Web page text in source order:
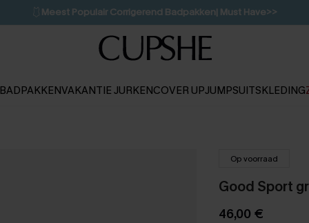
🩱 Meest Populair Corrigerend Badpakken| Must Have>>
💌Abonneer je & ontvang tot 15% korting>>
Koop 3, krijg 15% korting | CODE: SW15
BADPAKKENVAKANTIE JURKENCOVER UPJUMPSUITSKLEDING
Op voorraad
Good Sport
46,00 €